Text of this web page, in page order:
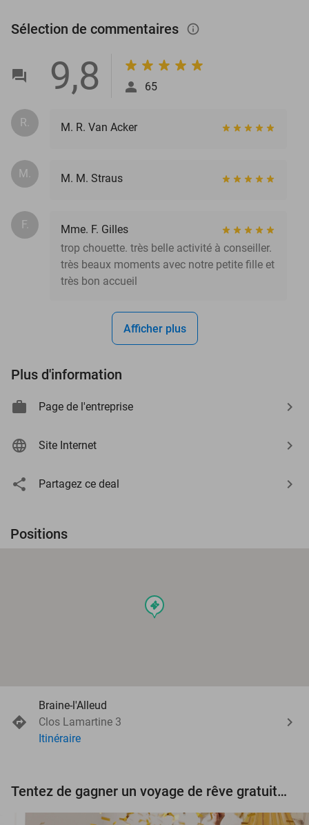
Sélection de commentaires info_outlined
9,8 65
R. M. R. Van Acker
M. M. M. Straus
F.
Mme. F. Gilles
trop chouette. très belle activité à conseiller.
très beaux moments avec notre petite fille et
très bon accueil
Afficher plus
Plus d'information
Page de l'entreprise
Site Internet
Partagez ce deal
Positions
events
Braine-l'Alleud
Clos Lamartine 3
Itinéraire
Tentez de gagner un voyage de rêve gratuit d'une valeur de 3.000 € !